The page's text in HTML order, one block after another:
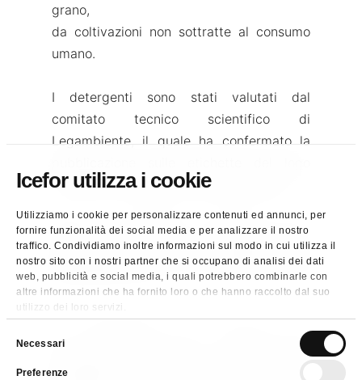
Icefor utilizza i cookie
Utilizziamo i cookie per personalizzare contenuti ed annunci, per
fornire funzionalità dei social media e per analizzare il nostro
traffico. Condividiamo inoltre informazioni sul modo in cui utilizza il
nostro sito con i nostri partner che si occupano di analisi dei dati
web, pubblicità e social media, i quali potrebbero combinarle con
altre informazioni che ha fornito loro o che hanno raccolto dal suo
utilizzo dei loro servizi.
Selezione
consenso
Necessari
Preferenze
grano,
da coltivazioni non sottratte al consumo
umano.
I detergenti sono stati valutati dal
comitato tecnico scientifico di
Legambiente, il quale ha confermato la
“Prodotto Consigliato da Legambiente”.
Tutti i tensioattivi contenuti sono
certificati RSPO – The Roundtable on
Sustainable Palm Oil – quando ricavati
dall’olio di palma.
Le formulazioni dei prodotti non
prevedono l’utilizzo di coloranti,